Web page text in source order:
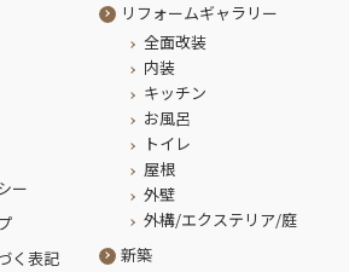
ー
く表記
リフォームギャラリー
全面改装
内装
キッチン
お風呂
トイレ
屋根
外壁
外構/エクステリア/庭
新築